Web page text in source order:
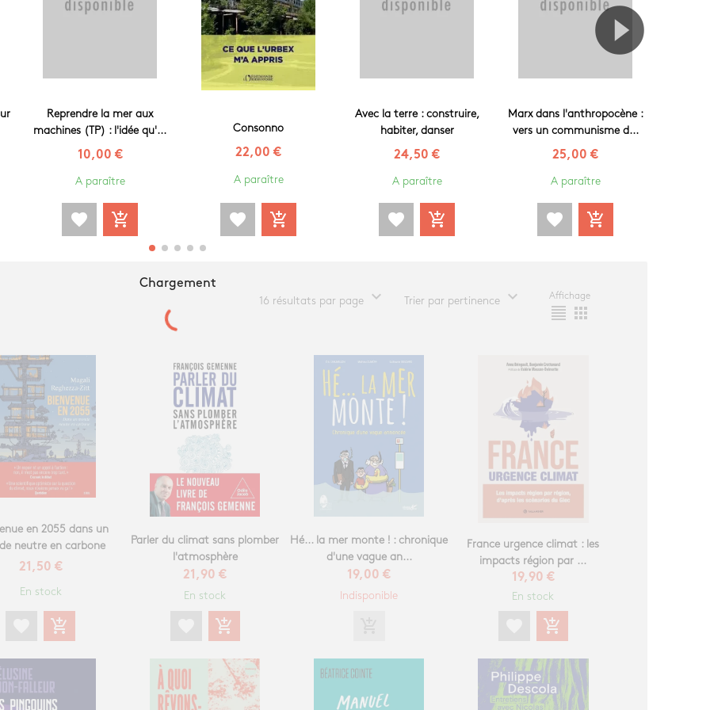
Reprendre la mer aux
machines (TP) : l'idée qu'...
10,00 €
A paraître
favorite add_shopping_cart
Consonno
22,00 €
A paraître
favorite add_shopping_cart
Avec la terre : construire,
habiter, danser
24,50 €
A paraître
favorite add_shopping_cart
Marx dans l'anthropocène :
vers un communisme d...
25,00 €
A paraître
favorite add_shopping_cart
Chargement
16 résultats par page expand_more Trier par pertinence expand_more Affichage
format_align_justify apps
en 2055 dans un
neutre en carbone
21,50 €
En stock
add_shopping_cart
Parler du climat sans plomber
l'atmosphère
21,90 €
En stock
add_shopping_cart
Hé... la mer monte ! : chronique
d'une vague an...
19,00 €
Indisponible
France urgence climat : les
impacts région par ...
19,90 €
En stock
add_shopping_cart